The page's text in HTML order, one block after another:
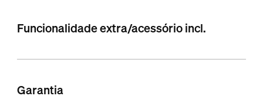
Funcionalidade extra/acessório incl.
Garantia